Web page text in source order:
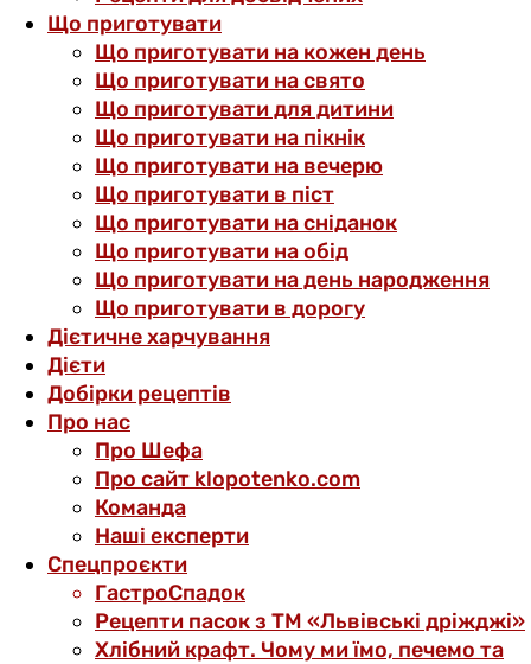
Що приготувати
Що приготувати на кожен день
Що приготувати на свято
Що приготувати для дитини
Що приготувати на пікнік
Що приготувати на вечерю
Що приготувати в піст
Що приготувати на сніданок
Що приготувати на обід
Що приготувати на день народження
Що приготувати в дорогу
Дієтичне харчування
Дієти
Добірки рецептів
Про нас
Про Шефа
Про сайт klopotenko.com
Команда
Наші експерти
Спецпроєкти
ГастроСпадок
Рецепти пасок з ТМ «Львівські дріжджі»
Хлібний крафт. Чому ми їмо, печемо та